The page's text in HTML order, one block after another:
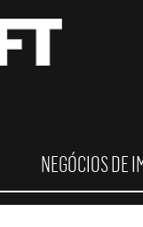
NEGÓCIOS DE